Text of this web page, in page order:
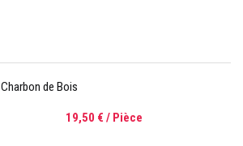
Charbon de Bois
19,50 € / Pièce